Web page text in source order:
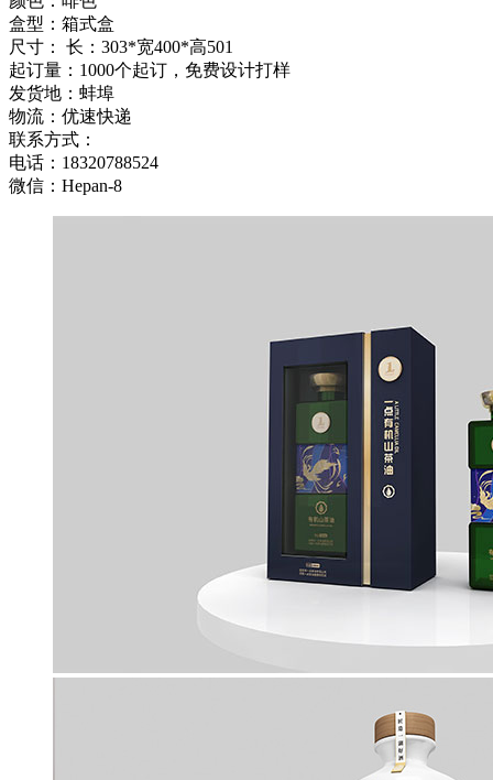
盒型：箱式盒
尺寸： 长：303*宽400*高501
起订量：1000个起订，免费设计打样
发货地：蚌埠
物流：优速快递
联系方式：
电话：18320788524
微信：Hepan-8